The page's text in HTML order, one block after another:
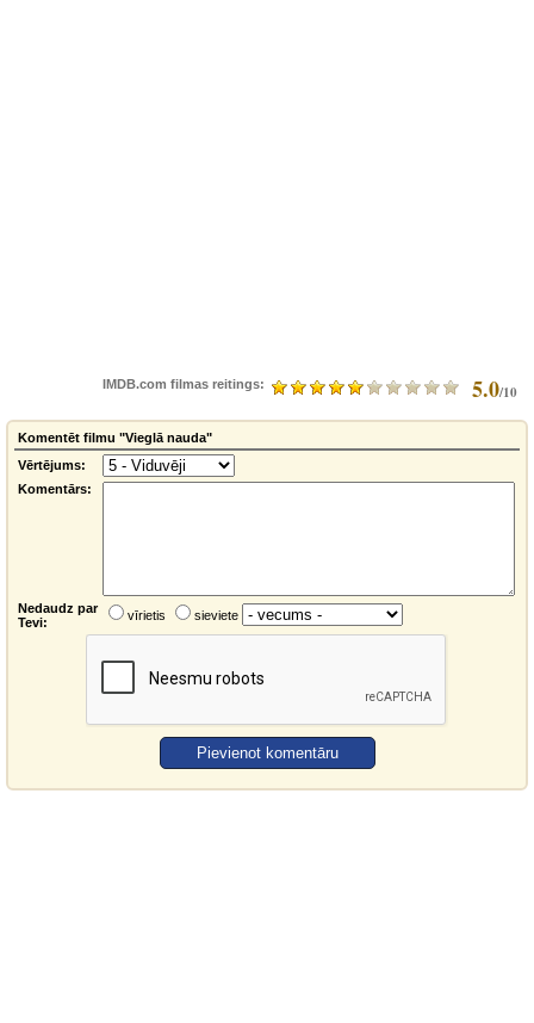
IMDB.com filmas reitings: 5.0/10
Komentēt filmu "Vieglā nauda"
Vērtējums:
Komentārs:
Nedaudz par
Tevi:
vīrietis sieviete